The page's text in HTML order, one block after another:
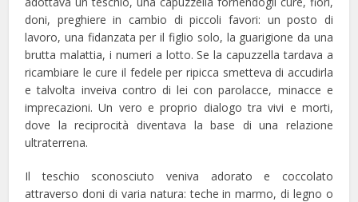
doni, preghiere in cambio di piccoli favori: un posto di
lavoro, una fidanzata per il figlio solo, la guarigione da una
brutta malattia, i numeri a lotto. Se la capuzzella tardava a
ricambiare le cure il fedele per ripicca smetteva di accudirla
e talvolta inveiva contro di lei con parolacce, minacce e
imprecazioni. Un vero e proprio dialogo tra vivi e morti,
dove la reciprocità diventava la base di una relazione
ultraterrena.
Il teschio sconosciuto veniva adorato e coccolato
attraverso doni di varia natura: teche in marmo, di legno o